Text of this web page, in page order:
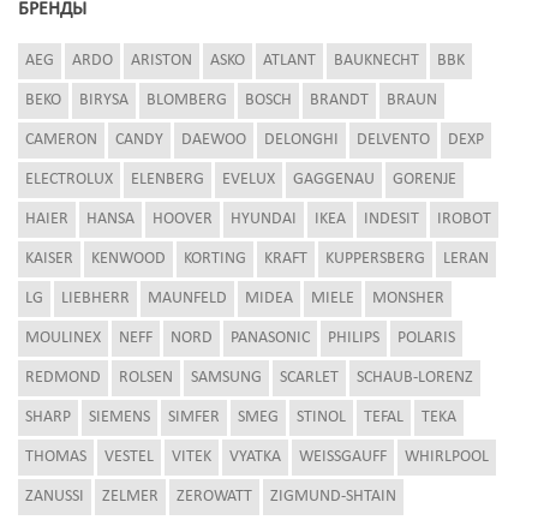
БРЕНДЫ
AEG ARDO ARISTON ASKO ATLANT BAUKNECHT BBK
BEKO BIRYSA BLOMBERG BOSCH BRANDT BRAUN
CAMERON CANDY DAEWOO DELONGHI DELVENTO DEXP
ELECTROLUX ELENBERG EVELUX GAGGENAU GORENJE
HAIER HANSA HOOVER HYUNDAI IKEA INDESIT IROBOT
KAISER KENWOOD KORTING KRAFT KUPPERSBERG LERAN
LG LIEBHERR MAUNFELD MIDEA MIELE MONSHER
MOULINEX NEFF NORD PANASONIC PHILIPS POLARIS
REDMOND ROLSEN SAMSUNG SCARLET SCHAUB-LORENZ
SHARP SIEMENS SIMFER SMEG STINOL TEFAL TEKA
THOMAS VESTEL VITEK VYATKA WEISSGAUFF WHIRLPOOL
ZANUSSI ZELMER ZEROWATT ZIGMUND-SHTAIN